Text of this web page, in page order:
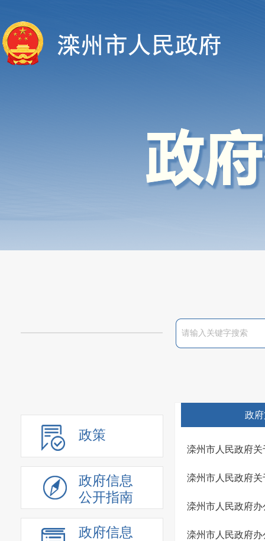
政策
政府信息
公开指南
政府信息
政
滦州市人民政府
滦州市人民政府
滦州市人民政府
滦州市人民政府